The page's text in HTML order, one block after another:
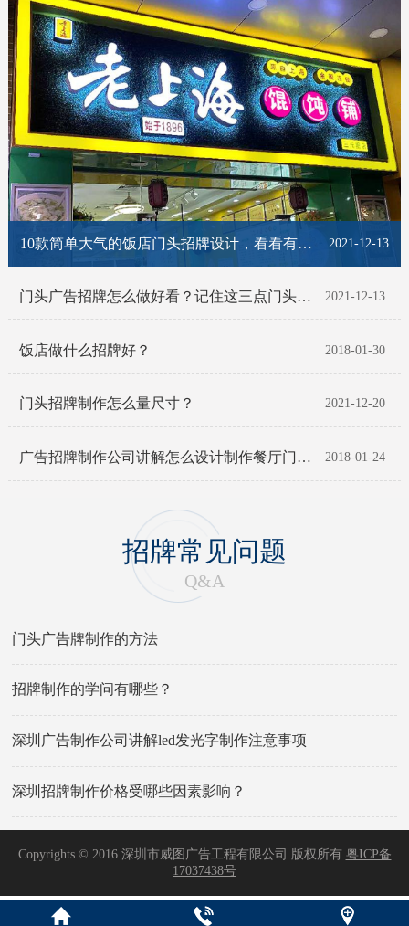
2021-12-13
10款简单大气的饭店门头招牌设计，看看有你喜欢的那一款吗？
2021-12-13
门头广告招牌怎么做好看？记住这三点门头招牌脱颖而出！
2018-01-30
饭店做什么招牌好？
2021-12-20
门头招牌制作怎么量尺寸？
2018-01-24
广告招牌制作公司讲解怎么设计制作餐厅门头招牌
招牌常见问题
Q&A
门头广告牌制作的方法
招牌制作的学问有哪些？
深圳广告制作公司讲解led发光字制作注意事项
深圳招牌制作价格受哪些因素影响？
Copyrights © 2016 深圳市威图广告工程有限公司 版权所有 粤ICP备
17037438号